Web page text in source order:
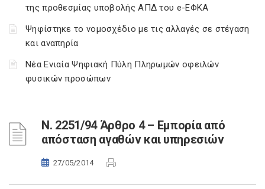
της προθεσμίας υποβολής ΑΠΔ του e-ΕΦΚΑ
Ψηφίστηκε το νομοσχέδιο με τις αλλαγές σε στέγαση
και αναπηρία
Νέα Ενιαία Ψηφιακή Πύλη Πληρωμών οφειλών
φυσικών προσώπων
Ν. 2251/94 Άρθρο 4 – Εμπορία από
απόσταση αγαθών και υπηρεσιών
27/05/2014